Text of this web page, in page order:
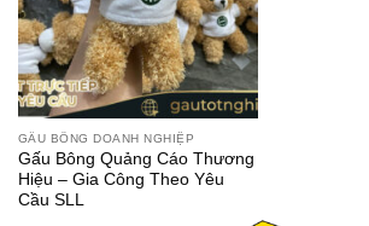
GẤU BÔNG DOANH NGHIỆP
Gấu Bông Quảng Cáo Thương
Hiệu – Gia Công Theo Yêu
Cầu SLL